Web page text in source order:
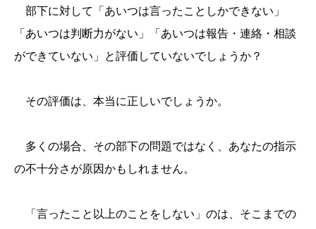
部下に対して「あいつは言ったことしかできない」
「あいつは判断力がない」「あいつは報告・連絡・相談
ができていない」と評価していないでしょうか？
その評価は、本当に正しいでしょうか。
多くの場合、その部下の問題ではなく、あなたの指示
の不十分さが原因かもしれません。
「言ったこと以上のことをしない」のは、そこまでの